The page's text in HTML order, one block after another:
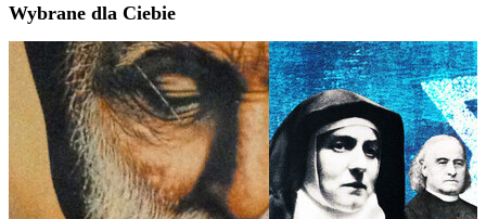
Wybrane dla Ciebie